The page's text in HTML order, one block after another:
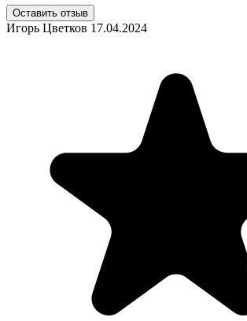
Оставить отзыв
Игорь Цветков 17.04.2024